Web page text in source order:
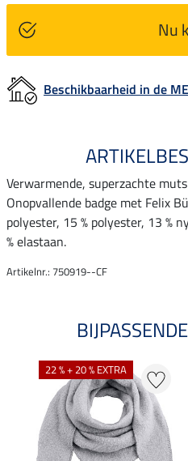
Nu
Beschikbaarheid in de
Verwarmende, superzachte
Onopvallende badge met Felix
polyester, 15 % polyester, 13 %
% elastaan.
Artikelnr.: 750919--CF
22 % + 20 % EXTRA